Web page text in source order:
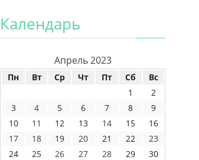
Календарь
Апрель 2023
Пн Вт Ср Чт Пт Сб
Вс
1
2
3
4 5 6 7 8
9
10
11 12 13 14 15
16
17
18 19 20 21 22
23
24
25 26 27 28 29 30